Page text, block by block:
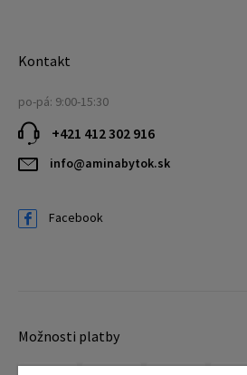
Kontakt
po-pá: 9:00-15:30
+421 412 302 916
info@aminabytok.sk
Facebook
Možnosti platby